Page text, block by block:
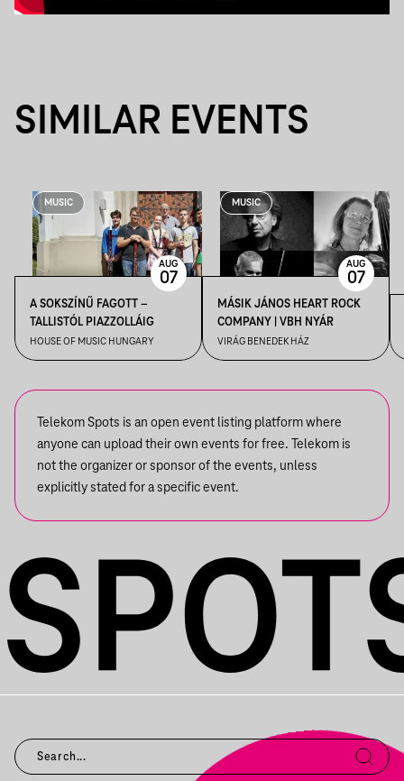
SIMILAR EVENTS
MUSIC
A SOKSZÍNŰ FAGOTT –
TALLISTÓL PIAZZOLLÁIG
HOUSE OF MUSIC HUNGARY
AUG
07
MUSIC
MÁSIK JÁNOS HEART ROCK
COMPANY | VBH NYÁR
VIRÁG BENEDEK HÁZ
AUG
07
Telekom Spots is an open event listing platform where
anyone can upload their own events for free. Telekom is
not the organizer or sponsor of the events, unless
explicitly stated for a specific event.